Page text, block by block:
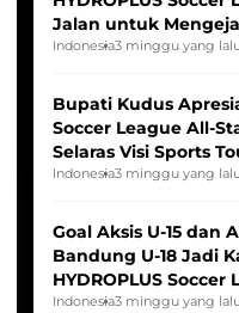
Jalan untuk
Indonesia Putri
Indonesia3 minggu yang
Bupati Kudus
Soccer League All-
Selaras Visi Sports
Indonesia3 minggu yang
Goal Aksis U-15 dan
Bandung U-18 Jadi
HYDROPLUS Soccer
2025/2026
Indonesia3 minggu yang